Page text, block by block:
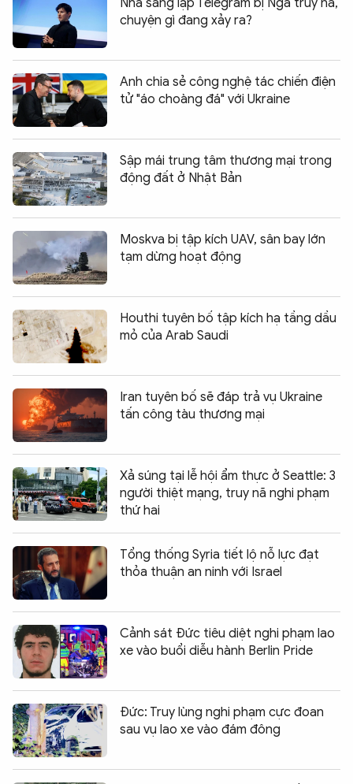
Nhà sáng lập Telegram bị Nga truy nã,
chuyện gì đang xảy ra?
Anh chia sẻ công nghệ tác chiến điện
tử "áo choàng đá" với Ukraine
Sập mái trung tâm thương mại trong
động đất ở Nhật Bản
Moskva bị tập kích UAV, sân bay lớn
tạm dừng hoạt động
Houthi tuyên bố tập kích hạ tầng dầu
mỏ của Arab Saudi
Iran tuyên bố sẽ đáp trả vụ Ukraine
tấn công tàu thương mại
Xả súng tại lễ hội ẩm thực ở Seattle: 3
người thiệt mạng, truy nã nghi phạm
thứ hai
Tổng thống Syria tiết lộ nỗ lực đạt
thỏa thuận an ninh với Israel
Cảnh sát Đức tiêu diệt nghi phạm lao
xe vào buổi diễu hành Berlin Pride
Đức: Truy lùng nghi phạm cực đoan
sau vụ lao xe vào đám đông